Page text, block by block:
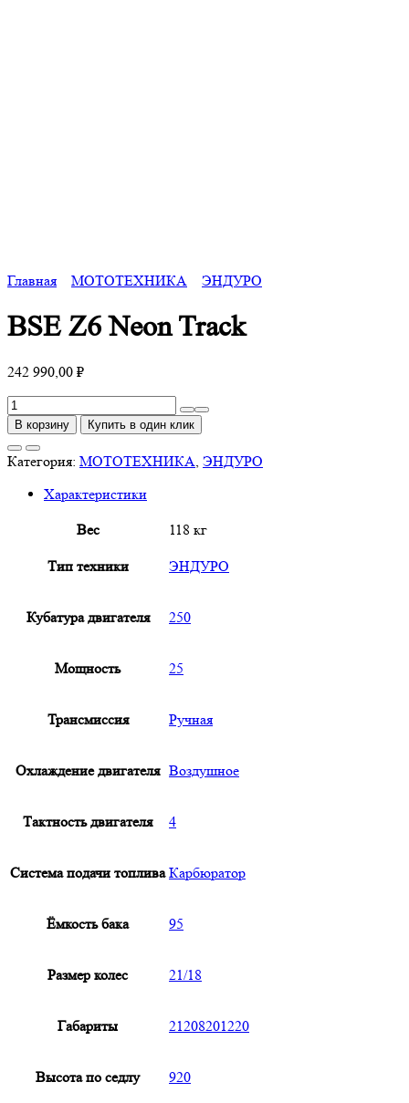
Главная МОТОТЕХНИКА ЭНДУРО
BSE Z6 Neon Track
242 990,00 ₽
Количество
товара
Z6
Track
В корзину Купить в один клик
Категория: МОТОТЕХНИКА, ЭНДУРО
Характеристики
Вес 118 кг
Тип техники ЭНДУРО
Кубатура двигателя 250
Мощность 25
Трансмиссия Ручная
Охлаждение двигателя Воздушное
Тактность двигателя 4
Система подачи топлива Карбюратор
Ёмкость бака 95
Размер колес 21/18
Габариты 21208201220
Высота по седлу 920